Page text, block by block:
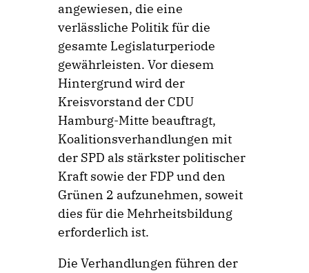
angewiesen, die eine
verlässliche Politik für die
gesamte Legislaturperiode
gewährleisten. Vor diesem
Hintergrund wird der
Kreisvorstand der CDU
Hamburg-Mitte beauftragt,
Koalitionsverhandlungen mit
der SPD als stärkster politischer
Kraft sowie der FDP und den
Grünen 2 aufzunehmen, soweit
dies für die Mehrheitsbildung
erforderlich ist.
Die Verhandlungen führen der